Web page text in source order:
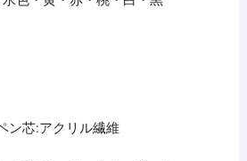
ン芯:アクリル繊維